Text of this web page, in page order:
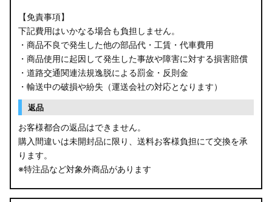
【免責事項】
下記費用はいかなる場合も負担しません。
・商品不良で発生した他の部品代・工賃・代車費用
・商品使用に起因して発生した事故や障害に対する損害賠償
・道路交通関連法規逸脱による罰金・反則金
・輸送中の破損や紛失（運送会社の対応となります）
返品
お客様都合の返品はできません。
購入間違いは未開封品に限り、送料お客様負担にて交換を承
ります。
※特注品など対象外商品があります